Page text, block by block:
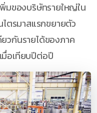
มของบริษัทรายใหญ่ใน
ตรมาสแรกขยายตัว
วกันรายได้ของภาค
มื่อเทียบปีต่อปี